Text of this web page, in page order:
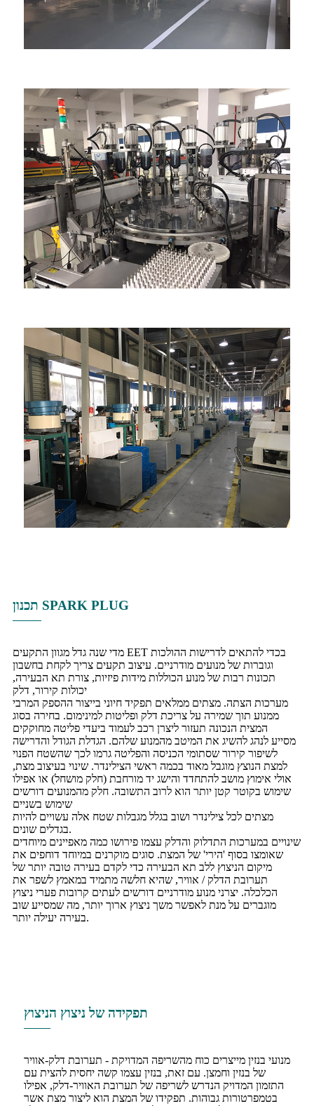
תכנון SPARK PLUG
מדי שנה גדל מגוון התקעים EET בכדי להתאים לדרישות ההולכות
וגוברות של מנועים מודרניים. עיצוב תקעים צריך לקחת בחשבון
תכונות רבות של מנוע הכוללות מידות פיזיות, צורת תא הבעירה,
יכולות קירור, דלק
מערכות הצתה. מצתים ממלאים תפקיד חיוני בייצור ההספק המרבי
ממנוע תוך שמירה על צריכת דלק ופליטות למינימום. בחירה בסוג
המצית הנכונה תעזור ליצרן רכב לעמוד ביעדי פליטה מחוקקים
מסייע לנהג להשיג את המיטב מהמנוע שלהם. הגדלת הגודל והדרישה
לשיפור קירור שסתומי הכניסה והפליטה גרמו לכך שהשטח הפנוי
למצת הנוצץ מוגבל מאוד בכמה ראשי הצילינדר. שינוי בעיצוב מצת,
אולי אימוץ מושב להתחדד והישג יד מורחבת (חלק מושחל) או אפילו
שימוש בקוטר קטן יותר הוא לרוב התשובה. חלק מהמנועים דורשים
שימוש בשניים
מצתים לכל צילינדר ושוב בגלל מגבלות שטח אלה עשויים להיות
בגדלים שונים.
שינויים במערכות התדלוק והדלק עצמו פירושו כמה מאפיינים מיוחדים
שאומצו בסוף 'הירי' של המצת. סוגים מוקרנים במיוחד דוחפים את
מיקום הניצוץ ללב תא הבעירה כדי לקדם בעירה טובה יותר של
תערובת הדלק / אוויר, שהיא חלשה מתמיד במאמץ לשפר את
הכלכלה. יצרני מנוע מודרניים דורשים לעתים קרובות פערי ניצוץ
מוגברים על מנת לאפשר משך ניצוץ ארוך יותר, מה שמסייע שוב
בעירה יעילה יותר.
תפקידה של ניצוץ הניצוץ
מנועי בנזין מייצרים כוח מהשריפה המדויקת - תערובת דלק-אוויר
של בנזין וחמצן. עם זאת, בנזין עצמו קשה יחסית להצית עם
התזמון המדויק הנדרש לשריפה של תערובת האוויר-דלק, אפילו
בטמפרטורות גבוהות. תפקידו של המצת הוא ליצור מצת אשר